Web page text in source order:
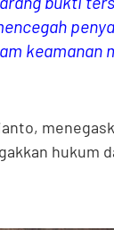
keamanan
hukum